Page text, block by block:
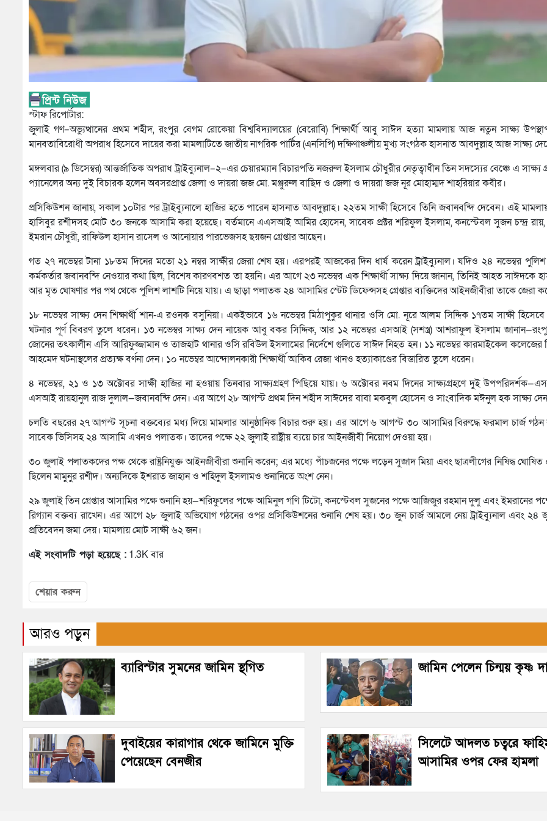
স্টাফ রিপোর্টার:
জুলাই গণ–অভ্যুত্থানের প্রথম শহীদ, রংপুর বেগম রোকেয়া বিশ্ববিদ্যালয়ের (বেরোবি) শিক্ষার্থী আবু সাঈদ হত্যা মামলায় আজ নতুন সাক্ষ্য
মানবতাবিরোধী অপরাধ হিসেবে দায়ের করা মামলাটিতে জাতীয় নাগরিক পার্টির (এনসিপি) দক্ষিণাঞ্চলীয় মুখ্য সংগঠক হাসনাত আবদুল্লাহ আজ সাক্ষ্য
মঙ্গলবার (৯ ডিসেম্বর) আন্তর্জাতিক অপরাধ ট্রাইব্যুনাল–২–এর চেয়ারম্যান বিচারপতি নজরুল ইসলাম চৌধুরীর নেতৃত্বাধীন তিন সদস্যের বেঞ্চে এ সাক্ষ্য
প্যানেলের অন্য দুই বিচারক হলেন অবসরপ্রাপ্ত জেলা ও দায়রা জজ মো. মঞ্জুরুল বাছিদ ও জেলা ও দায়রা জজ নূর মোহাম্মদ শাহরিয়ার কবীর।
প্রসিকিউশন জানায়, সকাল ১০টার পর ট্রাইব্যুনালে হাজির হতে পারেন হাসনাত আবদুল্লাহ। ২২তম সাক্ষী হিসেবে তিনি জবানবন্দি দেবেন। এই
হাসিবুর রশীদসহ মোট ৩০ জনকে আসামি করা হয়েছে। বর্তমানে এএসআই আমির হোসেন, সাবেক প্রক্টর শরিফুল ইসলাম, কনস্টেবল সুজন চন্দ্র রায়,
ইমরান চৌধুরী, রাফিউল হাসান রাসেল ও আনোয়ার পারভেজসহ ছয়জন গ্রেপ্তার আছেন।
গত ২৭ নভেম্বর টানা ১৮তম দিনের মতো ২১ নম্বর সাক্ষীর জেরা শেষ হয়। এরপরই আজকের দিন ধার্য করেন ট্রাইব্যুনাল। যদিও ২৪ নভেম্বর
কর্মকর্তার জবানবন্দি নেওয়ার কথা ছিল, বিশেষ কারণবশত তা হয়নি। এর আগে ২৩ নভেম্বর এক শিক্ষার্থী সাক্ষ্য দিয়ে জানান, তিনিই আহত সাঈদকে
আর মৃত ঘোষণার পর পথ থেকে পুলিশ লাশটি নিয়ে যায়। এ ছাড়া পলাতক ২৪ আসামির স্টেট ডিফেন্সসহ গ্রেপ্তার ব্যক্তিদের আইনজীবীরা তাকে জেরা
১৮ নভেম্বর সাক্ষ্য দেন শিক্ষার্থী শান-এ রওনক বসুনিয়া। একইভাবে ১৬ নভেম্বর মিঠাপুকুর থানার ওসি মো. নূরে আলম সিদ্দিক ১৭তম সাক্ষী
ঘটনার পূর্ণ বিবরণ তুলে ধরেন। ১৩ নভেম্বর সাক্ষ্য দেন নায়েক আবু বকর সিদ্দিক, আর ১২ নভেম্বর এসআই (সশস্ত্র) আশরাফুল ইসলাম
জোনের তৎকালীন এসি আরিফুজ্জামান ও তাজহাট থানার ওসি রবিউল ইসলামের নির্দেশে গুলিতে সাঈদ নিহত হন। ১১ নভেম্বর কারমাইকেল কলেজের
আহমেদ ঘটনাস্থলের প্রত্যক্ষ বর্ণনা দেন। ১০ নভেম্বর আন্দোলনকারী শিক্ষার্থী আকিব রেজা খানও হত্যাকাণ্ডের বিস্তারিত তুলে ধরেন।
৪ নভেম্বর, ২১ ও ১৩ অক্টোবর সাক্ষী হাজির না হওয়ায় তিনবার সাক্ষ্যগ্রহণ পিছিয়ে যায়। ৬ অক্টোবর নবম দিনের সাক্ষ্যগ্রহণে দুই
এসআই রায়হানুল রাজ দুলাল—জবানবন্দি দেন। এর আগে ২৮ আগস্ট প্রথম দিন শহীদ সাঈদের বাবা মকবুল হোসেন ও সাংবাদিক মঈনুল হক সাক্ষ্য
চলতি বছরের ২৭ আগস্ট সূচনা বক্তব্যের মধ্য দিয়ে মামলার আনুষ্ঠানিক বিচার শুরু হয়। এর আগে ৬ আগস্ট ৩০ আসামির বিরুদ্ধে ফরমাল চার্জ
সাবেক ভিসিসহ ২৪ আসামি এখনও পলাতক। তাদের পক্ষে ২২ জুলাই রাষ্ট্রীয় ব্যয়ে চার আইনজীবী নিয়োগ দেওয়া হয়।
৩০ জুলাই পলাতকদের পক্ষ থেকে রাষ্ট্রনিযুক্ত আইনজীবীরা শুনানি করেন; এর মধ্যে পাঁচজনের পক্ষে লড়েন সুজাদ মিয়া এবং ছাত্রলীগের নিষিদ্ধ ঘোষিত
ছিলেন মামুনুর রশীদ। অন্যদিকে ইশরাত জাহান ও শহিদুল ইসলামও শুনানিতে অংশ নেন।
২৯ জুলাই তিন গ্রেপ্তার আসামির পক্ষে শুনানি হয়—শরিফুলের পক্ষে আমিনুল গণি টিটো, কনস্টেবল সুজনের পক্ষে আজিজুর রহমান দুলু এবং ইমরানের
রিগ্যান বক্তব্য রাখেন। এর আগে ২৮ জুলাই অভিযোগ গঠনের ওপর প্রসিকিউশনের শুনানি শেষ হয়। ৩০ জুন চার্জ আমলে নেয় ট্রাইব্যুনাল এবং ২৪
প্রতিবেদন জমা দেয়। মামলায় মোট সাক্ষী ৬২ জন।
এই সংবাদটি পড়া হয়েছে : 1.3K বার
শেয়ার করুন
আরও পড়ুন
ব্যারিস্টার সুমনের জামিন স্থগিত জামিন পেলেন চিন্ময় কৃষ্ণ
দুবাইয়ের কারাগার থেকে জামিনে মুক্তি
পেয়েছেন বেনজীর
সিলেটে আদলত চত্বরে
আসামির ওপর ফের হামলা